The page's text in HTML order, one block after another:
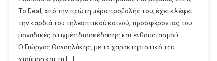
Κορυφή!
Το Deal, από την πρώτη μέρα προβολής του, έχει κλέψει
την καρδιά του τηλεοπτικού κοινού, προσφέροντάς του
μοναδικές στιγμές διασκέδασης και ενθουσιασμού.
Ο Γιώργος Θαναηλάκης, με το χαρακτηριστικό του
χιούμορ και τη […]